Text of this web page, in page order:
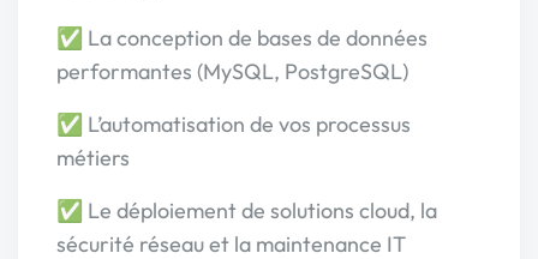
✅ La conception de bases de données
performantes (MySQL, PostgreSQL)
✅ L’automatisation de vos processus
métiers
✅ Le déploiement de solutions cloud, la
sécurité réseau et la maintenance IT